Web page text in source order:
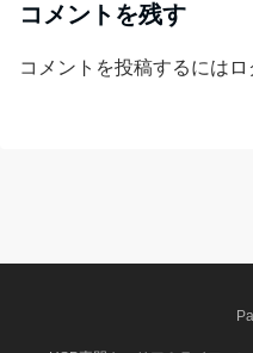
コメントを残す
コメントを投稿するには